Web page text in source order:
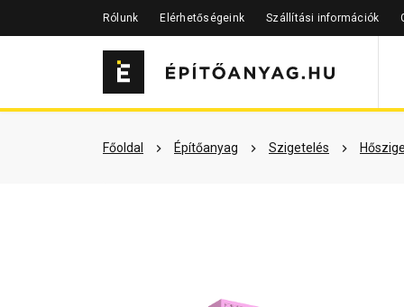
Rólunk Elérhetőségeink Szállítási információk
Főoldal Építőanyag Szigetelés
Szükséged lehet rá